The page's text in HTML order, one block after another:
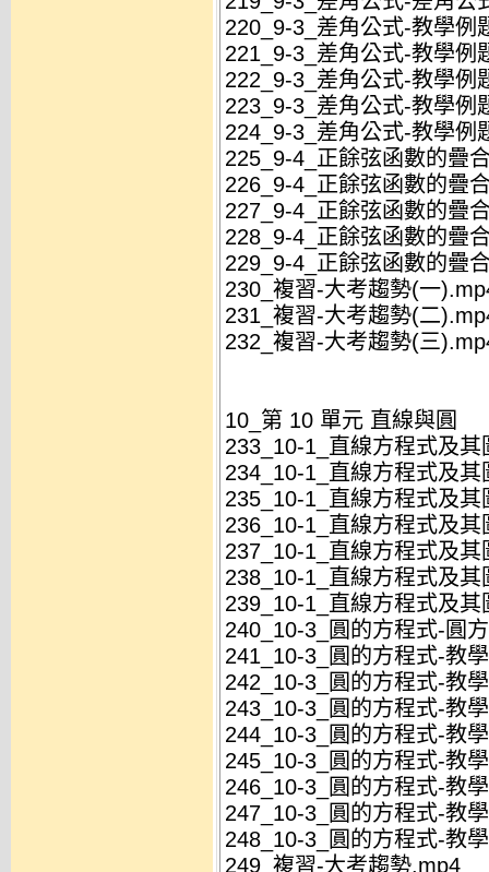
220_9-3_差角公式-教學例
221_9-3_差角公式-教學例
222_9-3_差角公式-教學例
223_9-3_差角公式-教學例
224_9-3_差角公式-教學例
225_9-4_正餘弦函數的疊
226_9-4_正餘弦函數的疊
227_9-4_正餘弦函數的疊
228_9-4_正餘弦函數的疊
229_9-4_正餘弦函數的疊
230_複習-大考趨勢(一
231_複習-大考趨勢(二
232_複習-大考趨勢(三
10_第 10 單元 直線與圓
233_10-1_直線方程式及
234_10-1_直線方程式及
235_10-1_直線方程式及
236_10-1_直線方程式及
237_10-1_直線方程式及
238_10-1_直線方程式及
239_10-1_直線方程式及
240_10-3_圓的方程式-圓
241_10-3_圓的方程式-教
242_10-3_圓的方程式-教
243_10-3_圓的方程式-教
244_10-3_圓的方程式-教
245_10-3_圓的方程式-教
246_10-3_圓的方程式-教
247_10-3_圓的方程式-教
248_10-3_圓的方程式-教
249_複習-大考趨勢.mp4